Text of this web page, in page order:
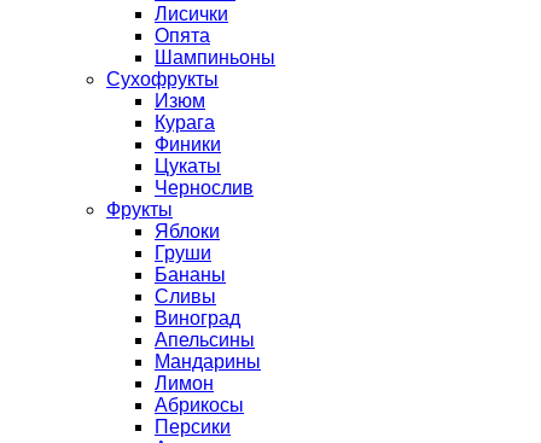
Лисички
Опята
Шампиньоны
Сухофрукты
Изюм
Курага
Финики
Цукаты
Чернослив
Фрукты
Яблоки
Груши
Бананы
Сливы
Виноград
Апельсины
Мандарины
Лимон
Абрикосы
Персики